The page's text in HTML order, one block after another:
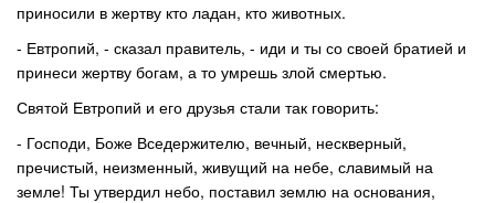
приносили в жертву кто ладан, кто животных.
- Евтропий, - сказал правитель, - иди и ты со своей братией и
принеси жертву богам, а то умрешь злой смертью.
Святой Евтропий и его друзья стали так говорить:
- Господи, Боже Вседержителю, вечный, нескверный,
пречистый, неизменный, живущий на небе, славимый на
земле! Ты утвердил небо, поставил землю на основания,